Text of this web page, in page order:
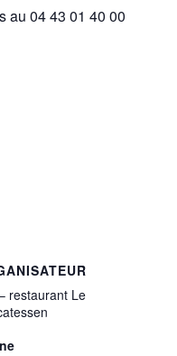
au 04 43 01 40 00
restaurant Le